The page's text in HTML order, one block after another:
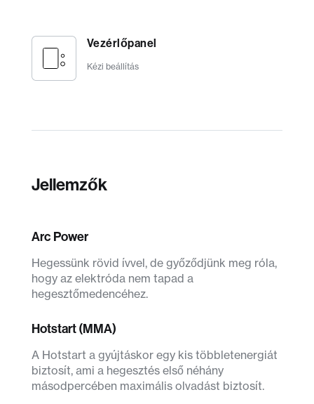
Vezérlőpanel
Kézi beállítás
Jellemzők
Arc Power
Hegessünk rövid ívvel, de győződjünk meg róla,
hogy az elektróda nem tapad a
hegesztőmedencéhez.
Hotstart (MMA)
A Hotstart a gyújtáskor egy kis többletenergiát
biztosít, ami a hegesztés első néhány
másodpercében maximális olvadást biztosít.